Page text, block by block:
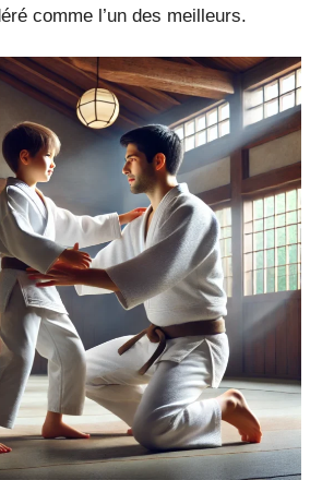
comme l’un des meilleurs.